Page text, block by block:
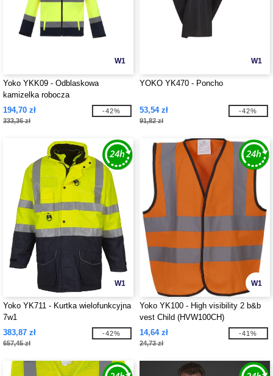
W1
Yoko YKK09 - Odblaskowa
kamizelka robocza
194,70 zł
333,36 zł
-42%
W1
YOKO YK470 - Poncho
53,54 zł
91,82 zł
-42%
W1
Yoko YK711 - Kurtka wielofunkcyjna
7w1
383,87 zł
657,45 zł
-42%
W1
Yoko YK100 - High visibility 2 b&b
vest Child (HVW100CH)
14,64 zł
24,73 zł
-41%